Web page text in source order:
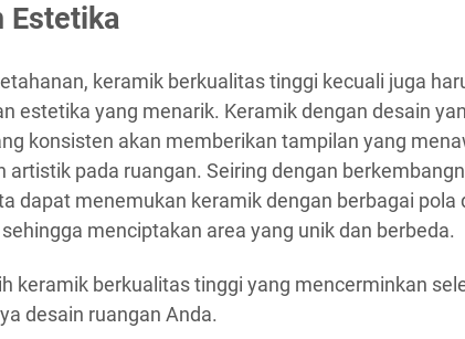
Estetika
keramik berkualitas tinggi kecuali juga
estetika yang menarik. Keramik dengan desain
konsisten akan memberikan tampilan yang
artistik pada ruangan. Seiring dengan
dapat menemukan keramik dengan berbagai pola
menciptakan area yang unik dan berbeda.
keramik berkualitas tinggi yang mencerminkan
desain ruangan Anda.